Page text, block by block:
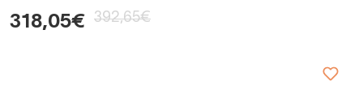
318,05€ 392,65€